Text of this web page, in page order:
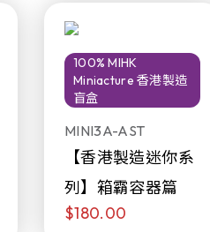
100% MIHK
Miniacture 香港製造
盲盒
MINI3A-AST
【香港製造迷你系
列】箱霸容器篇
$180.00